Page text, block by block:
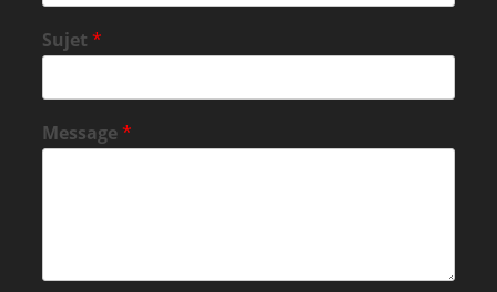
Sujet*
Message*